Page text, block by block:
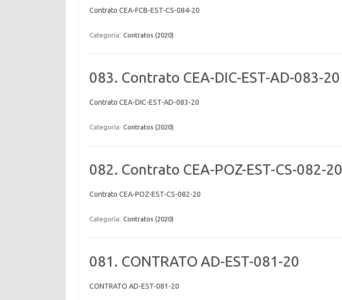
Contrato CEA-FCB-EST-CS-084-20
Categoría: Contratos (2020)
083. Contrato CEA-DIC-EST-AD-083-20
Contrato CEA-DIC-EST-AD-083-20
Categoría: Contratos (2020)
082. Contrato CEA-POZ-EST-CS-082-20
Contrato CEA-POZ-EST-CS-082-20
Categoría: Contratos (2020)
081. CONTRATO AD-EST-081-20
CONTRATO AD-EST-081-20